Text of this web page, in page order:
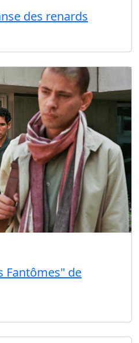
des renards
Fantômes" de